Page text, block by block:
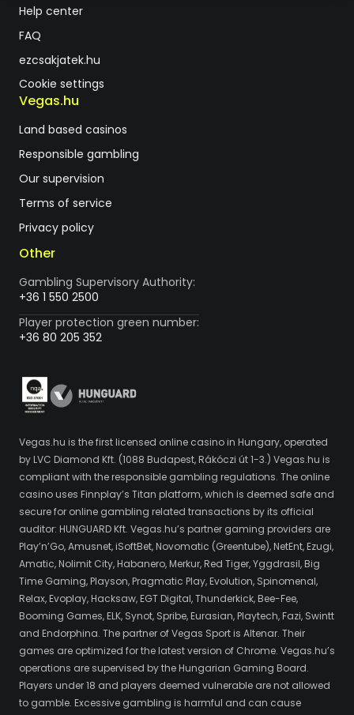
Help center
FAQ
ezcsakjatek.hu
Cookie settings
Vegas.hu
Land based casinos
Responsible gambling
Our supervision
Terms of service
Privacy policy
Other
Gambling Supervisory Authority:
+36 1 550 2500
Player protection green number:
+36 80 205 352
Vegas.hu is the first licensed online casino in Hungary, operated
by LVC Diamond Kft. (1088 Budapest, Rákóczi út 1-3.) Vegas.hu is
compliant with the responsible gambling regulations. The online
casino uses Finnplay’s Titan platform, which is deemed safe and
secure for online gambling related transactions by its official
auditor: HUNGUARD Kft. Vegas.hu’s partner gaming providers are
Play’n’Go, Amusnet, iSoftBet, Novomatic (Greentube), NetEnt, Ezugi,
Amatic, Nolimit City, Habanero, Merkur, Red Tiger, Yggdrasil, Big
Time Gaming, Playson, Pragmatic Play, Evolution, Spinomenal,
Relax, Evoplay, Hacksaw, EGT Digital, Thunderkick, Bee-Fee,
Booming Games, ELK, Synot, Spribe, Eurasian, Playtech, Fazi, Swintt
and Endorphina. The partner of Vegas Sport is Altenar. Their
games are optimized for the latest version of Chrome. Vegas.hu’s
operations are supervised by the Hungarian Gaming Board.
Players under 18 and players deemed vulnerable are not allowed
to gamble. Excessive gambling is harmful and can cause